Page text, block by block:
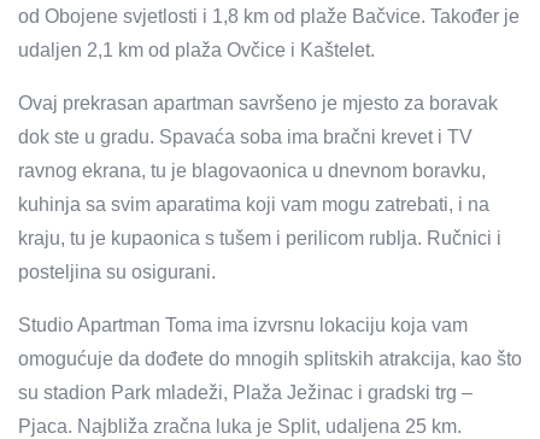
od Obojene svjetlosti i 1,8 km od plaže Bačvice. Također je
udaljen 2,1 km od plaža Ovčice i Kaštelet.
Ovaj prekrasan apartman savršeno je mjesto za boravak
dok ste u gradu. Spavaća soba ima bračni krevet i TV
ravnog ekrana, tu je blagovaonica u dnevnom boravku,
kuhinja sa svim aparatima koji vam mogu zatrebati, i na
kraju, tu je kupaonica s tušem i perilicom rublja. Ručnici i
posteljina su osigurani.
Studio Apartman Toma ima izvrsnu lokaciju koja vam
omogućuje da dođete do mnogih splitskih atrakcija, kao što
su stadion Park mladeži, Plaža Ježinac i gradski trg –
Pjaca. Najbliža zračna luka je Split, udaljena 25 km.